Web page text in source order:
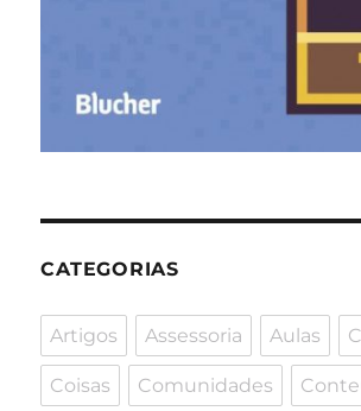
CATEGORIAS
Artigos Assessoria Aulas
Coisas Comunidades